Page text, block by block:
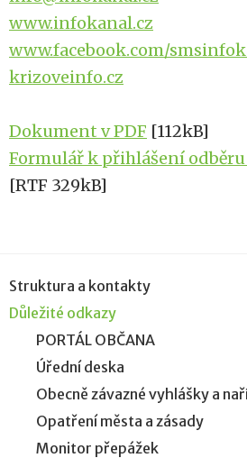
www.infokanal.cz
www.facebook.com/
krizoveinfo.cz
Dokument v PDF [112kB]
Formulář k přihlášení
[RTF 329kB]
Struktura a kontakty
Důležité odkazy
PORTÁL OBČANA
Úřední deska
Obecně závazné vyhlášky a
Opatření města a zásady
Monitor přepážek